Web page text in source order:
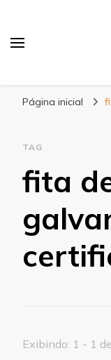
Página inicial
TAG
fita
Exibindo: 1 - 1